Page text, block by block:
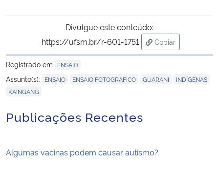
Divulgue este conteúdo:
https://ufsm.br/r-601-1751
Copiar
para área de
Registrado em
ENSAIO
Assunto(s): ENSAIO ENSAIO FOTOGRÁFICO GUARANI INDÍGENAS
KAINGANG
Publicações Recentes
Algumas vacinas podem causar autismo?